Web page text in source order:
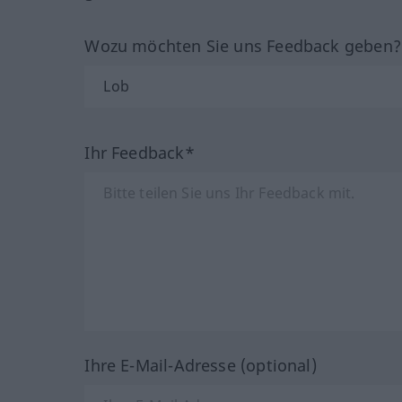
Wozu möchten Sie uns Feedback
Ihr Feedback*
Ihre E-Mail-Adresse (optional)